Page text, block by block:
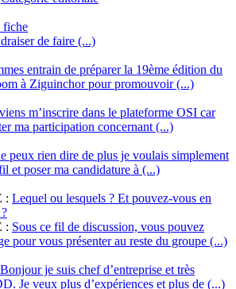
fiche
de faire (...)
entrain de préparer la 19ème édition du
à Ziguinchor pour promouvoir (...)
m’inscrire dans le plateforme OSI car
ma participation concernant (...)
peux rien dire de plus je voulais simplement
et poser ma candidature à (...)
: Lequel ou lesquels ? Et pouvez-vous en
: Sous ce fil de discussion, vous pouvez
pour vous présenter au reste du groupe (...)
Bonjour je suis chef d’entreprise et très
Je veux plus d’expériences et plus de (...)